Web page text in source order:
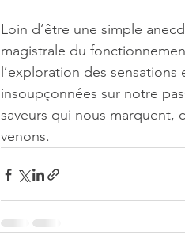
Loin d’être une simple
magistrale du
l’exploration des
insoupçonnées sur notre
saveurs qui nous marquent,
venons.